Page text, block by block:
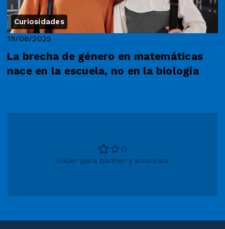
Curiosidades
19/08/2025
La brecha de género en matemáticas
nace en la escuela, no en la biología
Slider para banner y anuncios